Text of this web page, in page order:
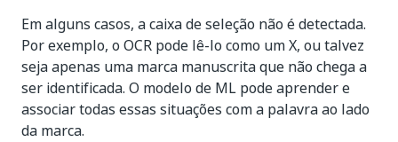
Em alguns casos, a caixa de seleção não é detectada.
Por exemplo, o OCR pode lê-lo como um X, ou talvez
seja apenas uma marca manuscrita que não chega a
ser identificada. O modelo de ML pode aprender e
associar todas essas situações com a palavra ao lado
da marca.